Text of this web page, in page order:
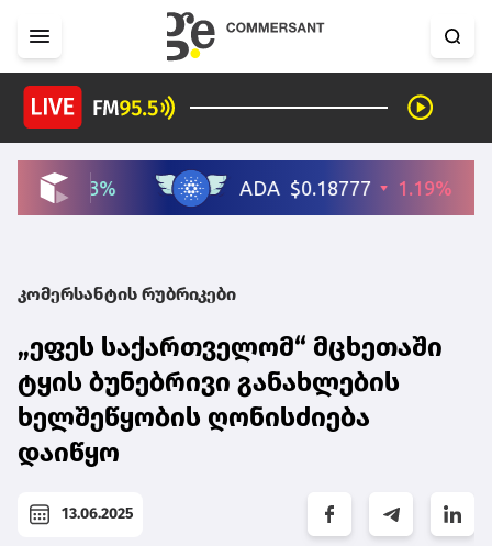
კომერსანტის რუბრიკები
„ეფეს საქართველომ“ მცხეთაში
ტყის ბუნებრივი განახლების
ხელშეწყობის ღონისძიება
დაიწყო
13.06.2025